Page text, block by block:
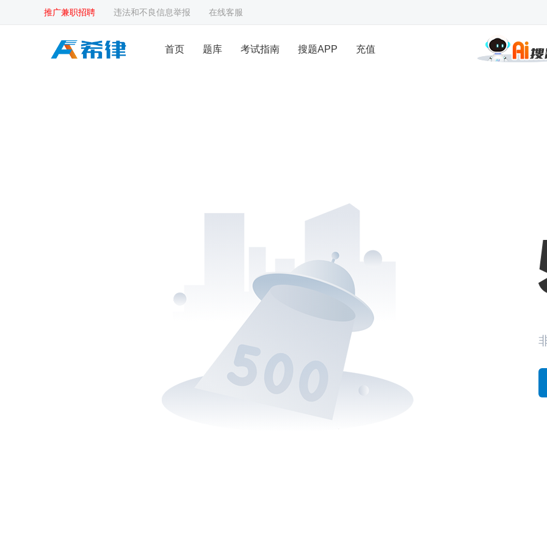
推广兼职招聘 违法和不良信息举报 在线客服
首页 题库 考试指南 搜题APP 充值